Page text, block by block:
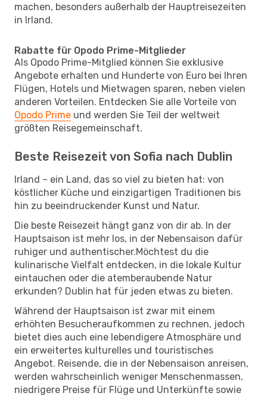
machen, besonders außerhalb der Hauptreisezeiten
in Irland.
Rabatte für Opodo Prime-Mitglieder
Als Opodo Prime-Mitglied können Sie exklusive
Angebote erhalten und Hunderte von Euro bei Ihren
Flügen, Hotels und Mietwagen sparen, neben vielen
anderen Vorteilen. Entdecken Sie alle Vorteile von
Opodo Prime und werden Sie Teil der weltweit
größten Reisegemeinschaft.
Beste Reisezeit von Sofia nach Dublin
Irland – ein Land, das so viel zu bieten hat: von
köstlicher Küche und einzigartigen Traditionen bis
hin zu beeindruckender Kunst und Natur.
Die beste Reisezeit hängt ganz von dir ab. In der
Hauptsaison ist mehr los, in der Nebensaison dafür
ruhiger und authentischer.Möchtest du die
kulinarische Vielfalt entdecken, in die lokale Kultur
eintauchen oder die atemberaubende Natur
erkunden? Dublin hat für jeden etwas zu bieten.
Während der Hauptsaison ist zwar mit einem
erhöhten Besucheraufkommen zu rechnen, jedoch
bietet dies auch eine lebendigere Atmosphäre und
ein erweitertes kulturelles und touristisches
Angebot. Reisende, die in der Nebensaison anreisen,
werden wahrscheinlich weniger Menschenmassen,
niedrigere Preise für Flüge und Unterkünfte sowie